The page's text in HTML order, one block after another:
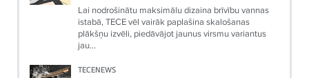
Lai nodrošinātu maksimālu dizaina brīvību vannas
istabā, TECE vēl vairāk paplašina skalošanas
plākšņu izvēli, piedāvājot jaunus virsmu variantus
jau...
TECENEWS